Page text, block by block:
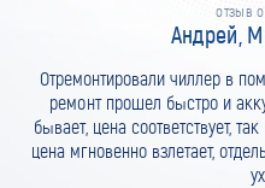
отзыв
Андрей,
Отремонтировали чиллер в
ремонт прошел быстро и
бывает, цена соответствует,
цена мгновенно взлетает,